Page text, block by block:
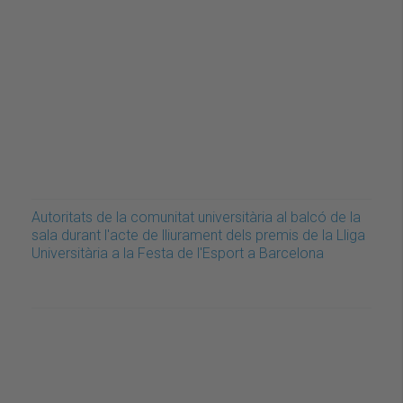
Autoritats de la comunitat universitària al balcó de la
sala durant l'acte de lliurament dels premis de la Lliga
Universitària a la Festa de l'Esport a Barcelona